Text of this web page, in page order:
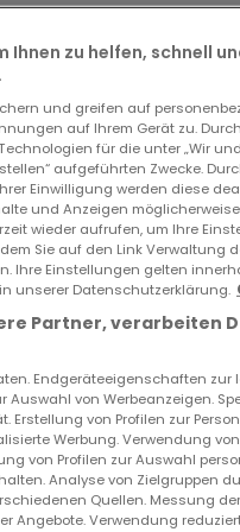
diplomatische Klausel
zu Hause
ATHOME26 einen
schnellsten Netz
Ihnen zu helfen, schnell
und greifen auf
auf Ihrem Gerät zu.
für die unter „Wir
aufgeführten Zwecke.
Einwilligung werden diese
und Anzeigen
wieder aufrufen, um Ihre
Sie auf den Link Verwaltung
Ihre Einstellungen gelten
unserer Datenschutzerklärung.
Partner, verarbeiten
Endgeräteeigenschaften zur
Auswahl von Werbeanzeigen.
Erstellung von Profilen zur
Werbung. Verwendung
von Profilen zur Auswahl
Analyse von Zielgruppen
Quellen. Messung
Angebote. Verwendung